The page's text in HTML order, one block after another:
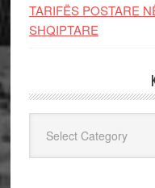
TARIFËS POSTARE
SHQIPTARE